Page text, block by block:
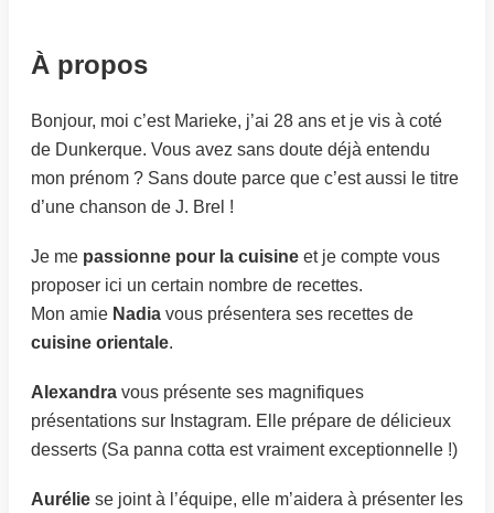
À propos
Bonjour, moi c’est Marieke, j’ai 28 ans et je vis à coté
de Dunkerque. Vous avez sans doute déjà entendu
mon prénom ? Sans doute parce que c’est aussi le titre
d’une chanson de J. Brel !
Je me passionne pour la cuisine et je compte vous
proposer ici un certain nombre de recettes.
Mon amie Nadia vous présentera ses recettes de
cuisine orientale.
Alexandra vous présente ses magnifiques
présentations sur Instagram. Elle prépare de délicieux
desserts (Sa panna cotta est vraiment exceptionnelle !)
Aurélie se joint à l’équipe, elle m’aidera à présenter les